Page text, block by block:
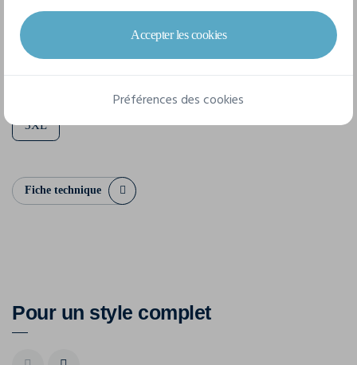
7 tailles disponibles
3XL
Fiche technique
Pour un style complet
Accepter les cookies
Préférences des cookies